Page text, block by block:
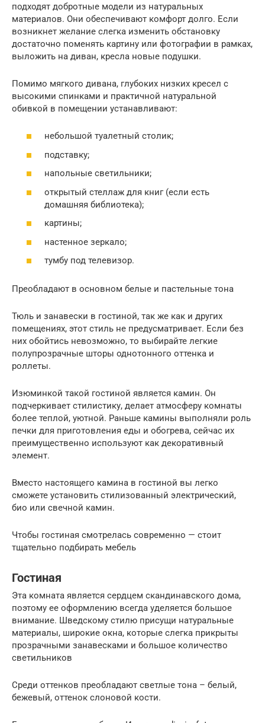
подходят добротные модели из натуральных
материалов. Они обеспечивают комфорт долго. Если
возникнет желание слегка изменить обстановку
достаточно поменять картину или фотографии в рамках,
выложить на диван, кресла новые подушки.
Помимо мягкого дивана, глубоких низких кресел с
высокими спинками и практичной натуральной
обивкой в помещении устанавливают:
небольшой туалетный столик;
подставку;
напольные светильники;
открытый стеллаж для книг (если есть
домашняя библиотека);
картины;
настенное зеркало;
тумбу под телевизор.
Преобладают в основном белые и пастельные тона
Тюль и занавески в гостиной, так же как и других
помещениях, этот стиль не предусматривает. Если без
них обойтись невозможно, то выбирайте легкие
полупрозрачные шторы однотонного оттенка и
роллеты.
Изюминкой такой гостиной является камин. Он
подчеркивает стилистику, делает атмосферу комнаты
более теплой, уютной. Раньше камины выполняли роль
печки для приготовления еды и обогрева, сейчас их
преимущественно используют как декоративный
элемент.
Вместо настоящего камина в гостиной вы легко
сможете установить стилизованный электрический,
био или свечной камин.
Чтобы гостиная смотрелась современно — стоит
тщательно подбирать мебель
Гостиная
Эта комната является сердцем скандинавского дома,
поэтому ее оформлению всегда уделяется большое
внимание. Шведскому стилю присущи натуральные
материалы, широкие окна, которые слегка прикрыты
прозрачными занавесками и большое количество
светильников
Среди оттенков преобладают светлые тона – белый,
бежевый, оттенок слоновой кости.